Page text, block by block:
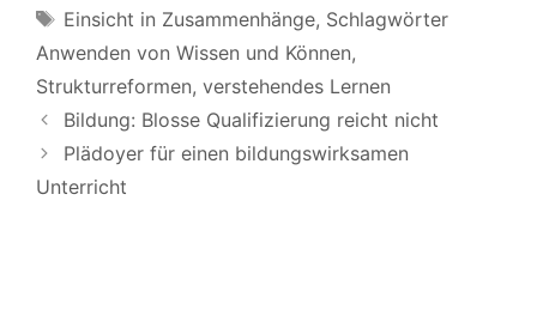
Schlagwörter
Einsicht in Zusammenhänge, Schlagwörter
Anwenden von Wissen und Können,
Strukturreformen, verstehendes Lernen
Bildung: Blosse Qualifizierung reicht nicht
Plädoyer für einen bildungswirksamen
Unterricht